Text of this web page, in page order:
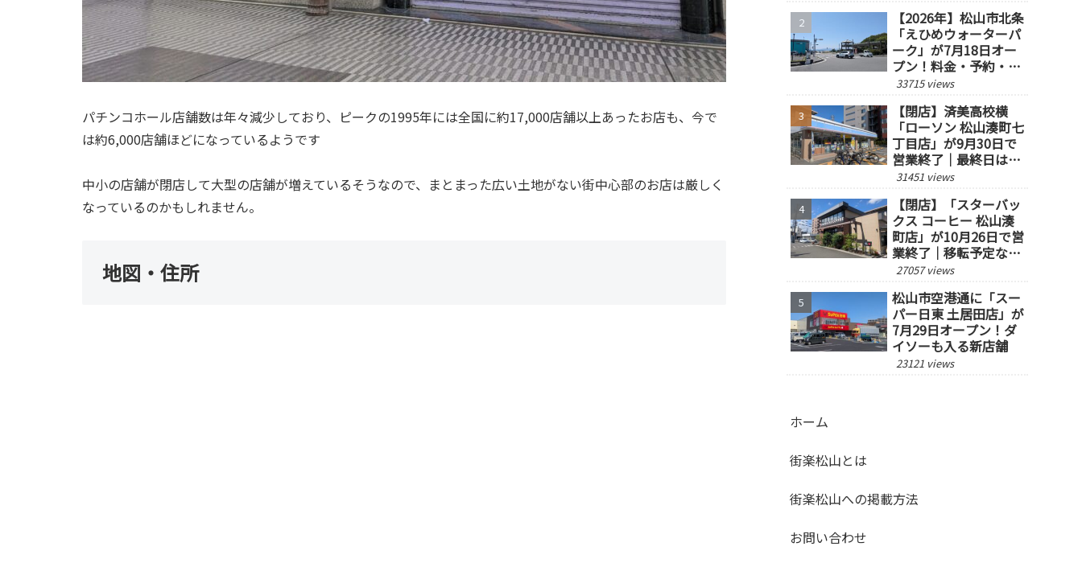
パチンコホール店舗数は年々減少しており、ピークの1995年には全国に約17,000店舗以上あったお店も、今で
は約6,000店舗ほどになっているようです
中小の店舗が閉店して大型の店舗が増えているそうなので、まとまった広い土地がない街中心部のお店は厳しく
なっているのかもしれません。
地図・住所
【2026年】松山市北条
「えひめウォーターパ
ーク」が7月18日オー
プン！料金・予約・営
業時間を紹介
33715 views
【閉店】済美高校横
「ローソン 松山湊町七
丁目店」が9月30日で
営業終了｜最終日は14
時閉店
31451 views
【閉店】「スターバッ
クス コーヒー 松山湊
町店」が10月26日で営
業終了｜移転予定な
し、跡地の今後にも注
27057 views
松山市空港通に「スー
パー日東 土居田店」が
7月29日オープン！ダ
イソーも入る新店舗
23121 views
ホーム
街楽松山とは
街楽松山への掲載方法
お問い合わせ